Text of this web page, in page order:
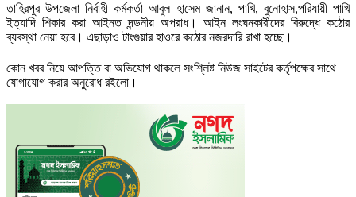
তাহিরপুর উপজেলা নির্বাহী কর্মকর্তা আবুল হাসেম জানান, পাখি, বুনোহাস,পরিযায়ী পাখি
ইত্যাদি শিকার করা আইনত দন্ডনীয় অপরাধ। আইন লংঘনকারীদের বিরুদ্ধে কঠোর
ব্যবস্থা নেয়া হবে। এছাড়াও টাংগুয়ার হাওরে কঠোর নজরদারি রাখা হচ্ছে।
কোন খবর নিয়ে আপত্তি বা অভিযোগ থাকলে সংশ্লিষ্ট নিউজ সাইটের কর্তৃপক্ষের সাথে
যোগাযোগ করার অনুরোধ রইলো।